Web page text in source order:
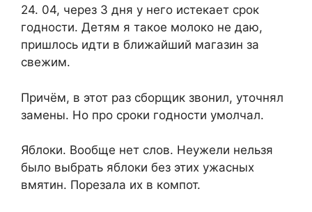
24. 04, через 3 дня у него истекает срок
годности. Детям я такое молоко не даю,
пришлось идти в ближайший магазин за
свежим.
Причём, в этот раз сборщик звонил, уточнял
замены. Но про сроки годности умолчал.
Яблоки. Вообще нет слов. Неужели нельзя
было выбрать яблоки без этих ужасных
вмятин. Порезала их в компот.